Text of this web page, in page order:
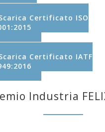
Certificato ISO
Certificato IATF
Industria